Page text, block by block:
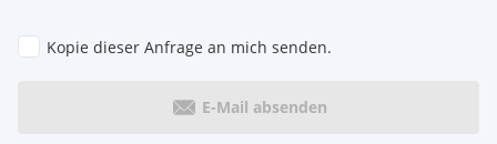
Kopie dieser Anfrage an mich senden.
E-Mail absenden